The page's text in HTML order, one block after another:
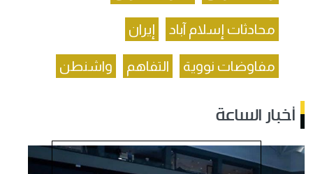
محادثات إسلام آباد إيران
مفاوضات نووية التفاهم واشنطن
أخبار الساعة